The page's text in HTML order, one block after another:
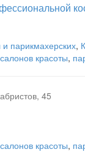
парикмахерских,
красоты,
45
красоты,